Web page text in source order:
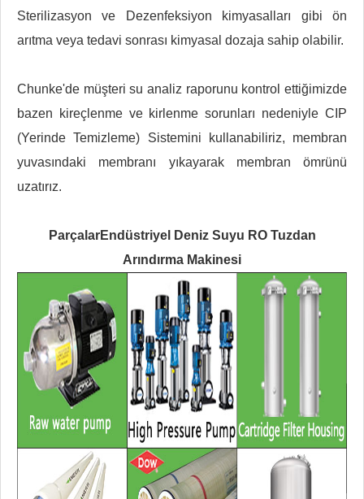
Sterilizasyon ve Dezenfeksiyon kimyasalları gibi ön
arıtma veya tedavi sonrası kimyasal dozaja sahip olabilir.
Chunke'de müşteri su analiz raporunu kontrol ettiğimizde
bazen kireçlenme ve kirlenme sorunları nedeniyle CIP
(Yerinde Temizleme) Sistemini kullanabiliriz, membran
yuvasındaki membranı yıkayarak membran ömrünü
uzatırız.
ParçalarEndüstriyel Deniz Suyu RO Tuzdan
Arındırma Makinesi